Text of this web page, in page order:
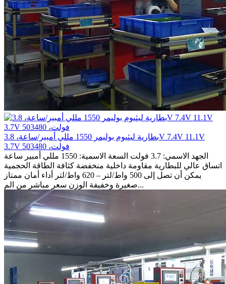
بطارية ليثيوم بوليمر 1550 مللي أمبير/ساعة، 3.8V 7.4V 11.1V
3.7V فولت، 503480
الجهد الاسمي: 3.7 فولت السعة الاسمية: 1550 مللي أمبير ساعة
اتساق عالي للبطارية مقاومة داخلية منخفضة كثافة الطاقة الحجمية
يمكن أن تصل إلى 500 واط/لتر – 620 واط/لتر أداء أمان ممتاز
صغيرة وخفيفة الوزن سعر مباشر من الم...